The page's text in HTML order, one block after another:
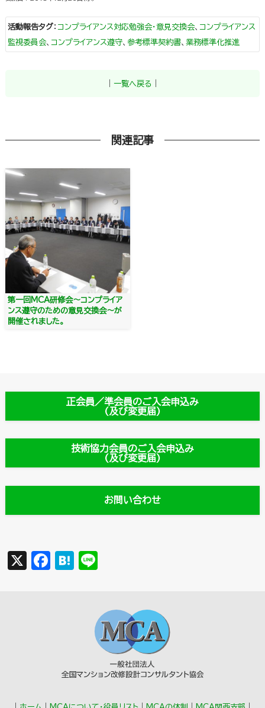
活動報告タグ： コンプライアンス対応勉強会・意見交換会、 コンプライアンス
監視委員会、 コンプライアンス遵守、 参考標準契約書、 業務標準化推進
一覧へ戻る
関連記事
第一回MCA研修会～コンプライア
ンス遵守のための意見交換会～が
開催されました。
正会員／準会員のご入会申込み
(及び変更届)
技術協力会員のご入会申込み
(及び変更届)
お問い合わせ
X
F
o
H